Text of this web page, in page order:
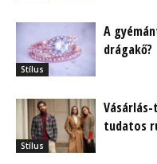
Stílus
A
drágakő?
Stílus
tudatos